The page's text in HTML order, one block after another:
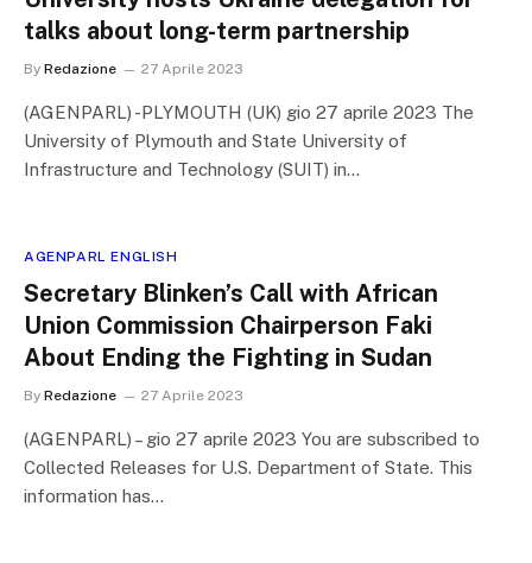
talks about long-term partnership
By Redazione 27 Aprile 2023
(AGENPARL) -PLYMOUTH (UK) gio 27 aprile 2023 The
University of Plymouth and State University of
Infrastructure and Technology (SUIT) in…
AGENPARL ENGLISH
Secretary Blinken’s Call with African
Union Commission Chairperson Faki
About Ending the Fighting in Sudan
By Redazione 27 Aprile 2023
(AGENPARL) – gio 27 aprile 2023 You are subscribed to
Collected Releases for U.S. Department of State. This
information has…